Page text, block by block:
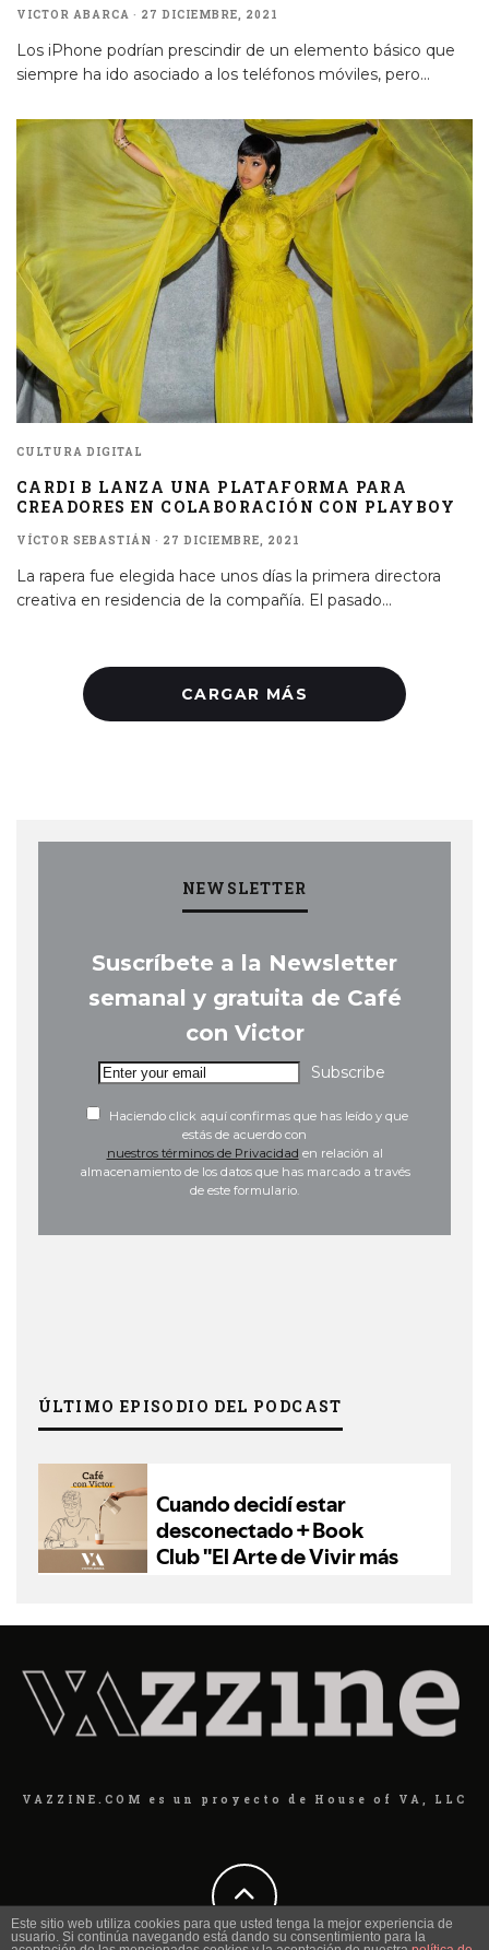
VICTOR ABARCA · 27 DICIEMBRE, 2021
Los iPhone podrían prescindir de un elemento básico que
siempre ha ido asociado a los teléfonos móviles, pero...
CULTURA DIGITAL
CARDI B LANZA UNA PLATAFORMA PARA
CREADORES EN COLABORACIÓN CON PLAYBOY
VÍCTOR SEBASTIÁN · 27 DICIEMBRE, 2021
La rapera fue elegida hace unos días la primera directora
creativa en residencia de la compañía. El pasado...
CARGAR MÁS
NEWSLETTER
Suscríbete a la Newsletter
semanal y gratuita de Café
con Victor
Subscribe
Haciendo click aquí confirmas que has leído y que
estás de acuerdo con
nuestros términos de Privacidad en relación al
almacenamiento de los datos que has marcado a través
de este formulario.
ÚLTIMO EPISODIO DEL PODCAST
VAZZINE.COM es un proyecto de House of VA, LLC
Este sitio web utiliza cookies para que usted tenga la mejor experiencia de
usuario. Si continúa navegando está dando su consentimiento para la